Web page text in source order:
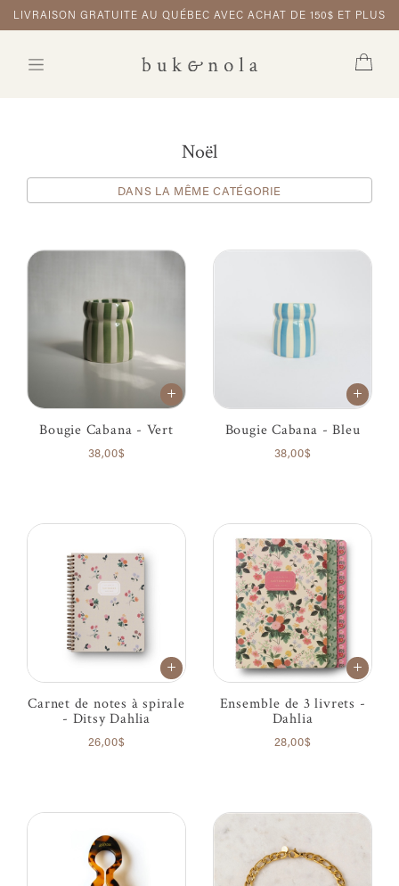
LIVRAISON GRATUITE AU QUÉBEC AVEC ACHAT DE 150$ ET PLUS
Noël
DANS LA MÊME CATÉGORIE
Bougie Cabana - Vert
38,00$
Bougie Cabana - Bleu
38,00$
Carnet de notes à spirale
- Ditsy Dahlia
26,00$
Ensemble de 3 livrets -
Dahlia
28,00$